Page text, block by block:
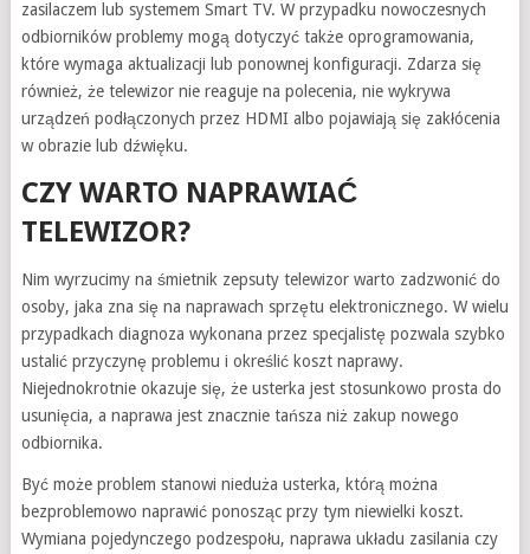
zasilaczem lub systemem Smart TV. W przypadku nowoczesnych
odbiorników problemy mogą dotyczyć także oprogramowania,
które wymaga aktualizacji lub ponownej konfiguracji. Zdarza się
również, że telewizor nie reaguje na polecenia, nie wykrywa
urządzeń podłączonych przez HDMI albo pojawiają się zakłócenia
w obrazie lub dźwięku.
CZY WARTO NAPRAWIAĆ
TELEWIZOR?
Nim wyrzucimy na śmietnik zepsuty telewizor warto zadzwonić do
osoby, jaka zna się na naprawach sprzętu elektronicznego. W wielu
przypadkach diagnoza wykonana przez specjalistę pozwala szybko
ustalić przyczynę problemu i określić koszt naprawy.
Niejednokrotnie okazuje się, że usterka jest stosunkowo prosta do
usunięcia, a naprawa jest znacznie tańsza niż zakup nowego
odbiornika.
Być może problem stanowi nieduża usterka, którą można
bezproblemowo naprawić ponosząc przy tym niewielki koszt.
Wymiana pojedynczego podzespołu, naprawa układu zasilania czy